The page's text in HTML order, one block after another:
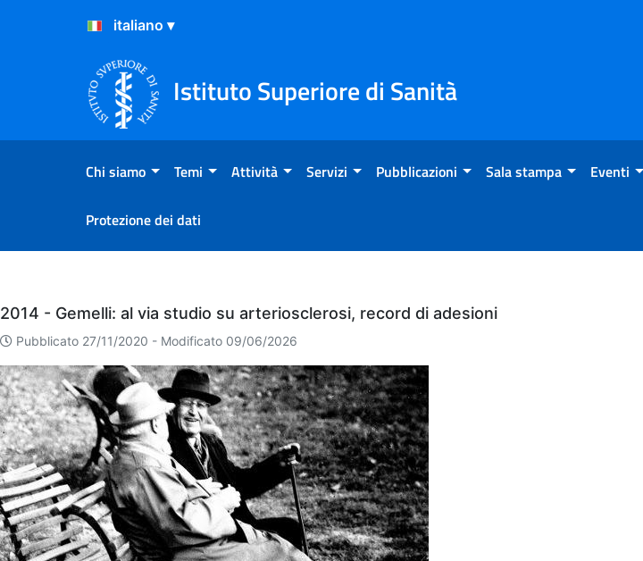
Salta al Contenuto
Salta al Footer
Istituto Superiore di Sanità
Chi siamo Temi Attività Servizi Pubblicazioni Sala stampa Eventi
Protezione dei dati
Eventi
2014 - Gemelli: al via studio su arteriosclerosi, record di adesioni
Pubblicato 27/11/2020 - Modificato 09/06/2026